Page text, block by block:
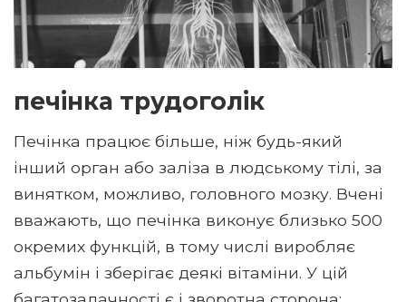
печінка трудоголік
Печінка працює більше, ніж будь-який
інший орган або заліза в людському тілі, за
винятком, можливо, головного мозку. Вчені
вважають, що печінка виконує близько 500
окремих функцій, в тому числі виробляє
альбумін і зберігає деякі вітаміни. У цій